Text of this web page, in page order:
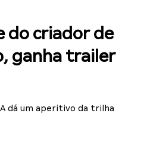
do criador de
ganha trailer
dá um aperitivo da trilha